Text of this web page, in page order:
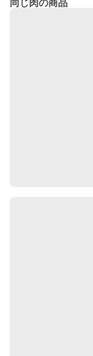
同じ肉の商品